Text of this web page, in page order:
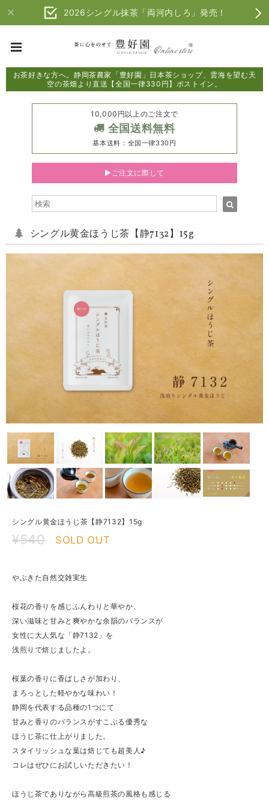
2026シングル抹茶「両河内しろ」発売！
お茶好きな方へ。静岡茶農家「豊好園」日本茶ショップ、雲海を望む天
空の茶畑より直送【全国一律330円】ポストイン。
10,000円以上のご注文で
全国送料無料
基本送料：全国一律330円
▶ご注文に際して
シングル黄金ほうじ茶【静7132】15g
シングル黄金ほうじ茶【静7132】15g
¥540 SOLD OUT
やぶきた自然交雑実生
桜花の香りを感じふんわりと華やか、
深い滋味と甘みと爽やかな余韻のバランスが
女性に大人気な「静7132」を
浅煎りで焙じましたよ。
桜葉の香りに香ばしさが加わり、
まろっとした軽やかな味わい！
静岡を代表する品種の1つにて
甘みと香りのバランスがすこぶる優秀な
ほうじ茶に仕上がりました。
スタイリッシュな葉は焙じても超美人♪
コレはぜひにお試しいただきたい！
ほうじ茶でありながら高級煎茶の風格も感じる